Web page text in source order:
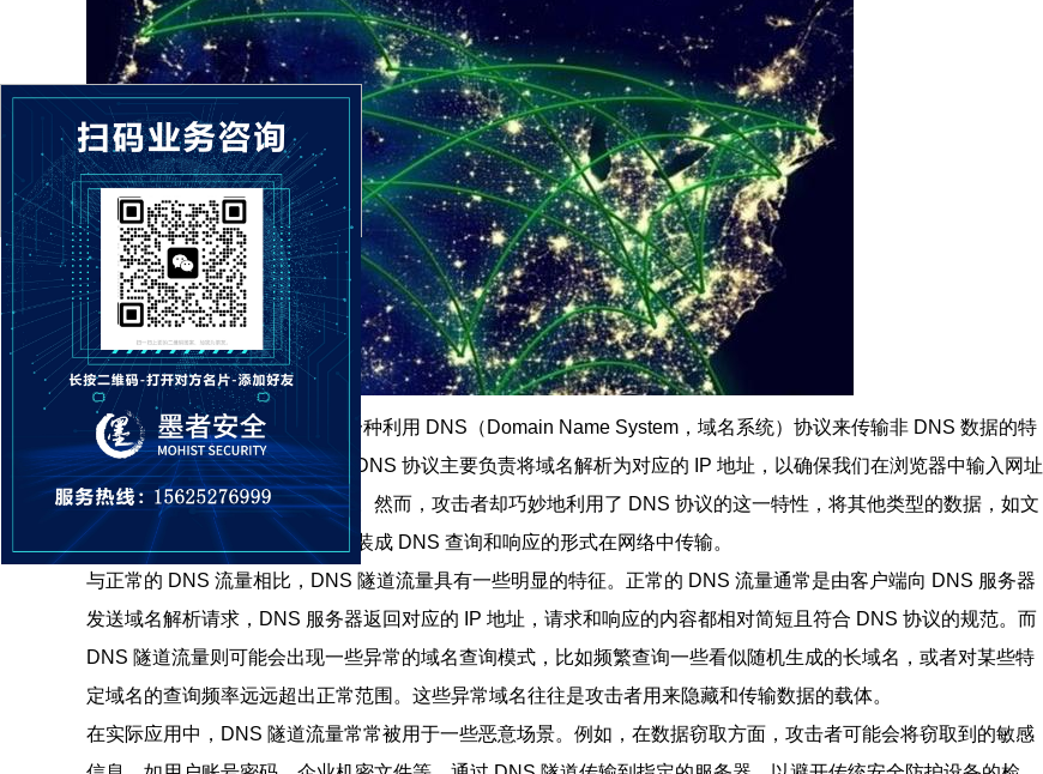
DNS 隧道流量，简单来说，是一种利用 DNS（Domain Name System，域名系统）协议来传输非 DNS 数据的特
殊网络流量形式。正常情况下，DNS 协议主要负责将域名解析为对应的 IP 地址，以确保我们在浏览器中输入网址
后能够准确地访问到相应的网站。然而，攻击者却巧妙地利用了 DNS 协议的这一特性，将其他类型的数据，如文
件内容、命令与控制指令等，伪装成 DNS 查询和响应的形式在网络中传输。
与正常的 DNS 流量相比，DNS 隧道流量具有一些明显的特征。正常的 DNS 流量通常是由客户端向 DNS 服务器
发送域名解析请求，DNS 服务器返回对应的 IP 地址，请求和响应的内容都相对简短且符合 DNS 协议的规范。而
DNS 隧道流量则可能会出现一些异常的域名查询模式，比如频繁查询一些看似随机生成的长域名，或者对某些特
定域名的查询频率远远超出正常范围。这些异常域名往往是攻击者用来隐藏和传输数据的载体。
在实际应用中，DNS 隧道流量常常被用于一些恶意场景。例如，在数据窃取方面，攻击者可能会将窃取到的敏感